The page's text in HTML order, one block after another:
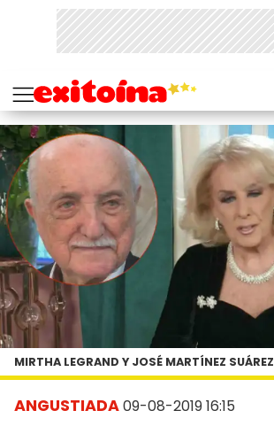
ANGUSTIADA09-08-2019 16:15
MIRTHA LEGRAND Y JOSÉ MARTÍNEZ SUÁREZ